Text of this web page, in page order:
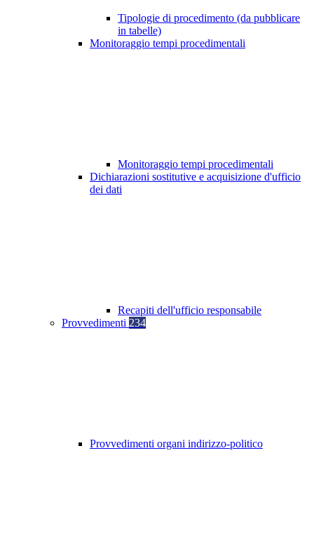
Tipologie di procedimento (da pubblicare
in tabelle)
Monitoraggio tempi procedimentali
Monitoraggio tempi procedimentali
Dichiarazioni sostitutive e acquisizione d'ufficio
dei dati
Recapiti dell'ufficio responsabile
Provvedimenti 234
Provvedimenti organi indirizzo-politico